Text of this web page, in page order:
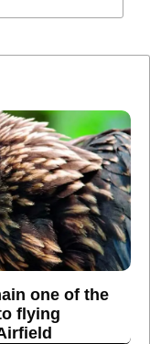
one of the
flying